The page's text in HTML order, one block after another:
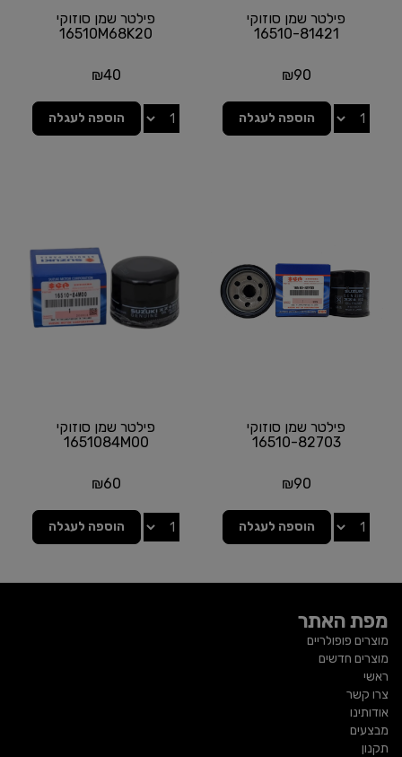
פילטר שמן סוזוקי
16510-81421
₪90
הוספה לעגלה
פילטר שמן סוזוקי
16510M68K20
₪40
הוספה לעגלה
פילטר שמן סוזוקי
16510-82703
₪90
הוספה לעגלה
פילטר שמן סוזוקי
1651084M00
₪60
הוספה לעגלה
מפת האתר
מוצרים פופולריים
מוצרים חדשים
ראשי
צרו קשר
אודותינו
מבצעים
תקנון